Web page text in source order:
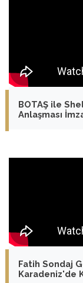
BOTAŞ ile
Anlaşması
Fatih Sondaj
Karadeniz'de